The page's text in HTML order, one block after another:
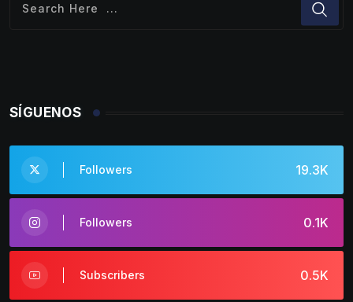
SÍGUENOS
19.3K
Followers
0.1K
Followers
0.5K
Subscribers